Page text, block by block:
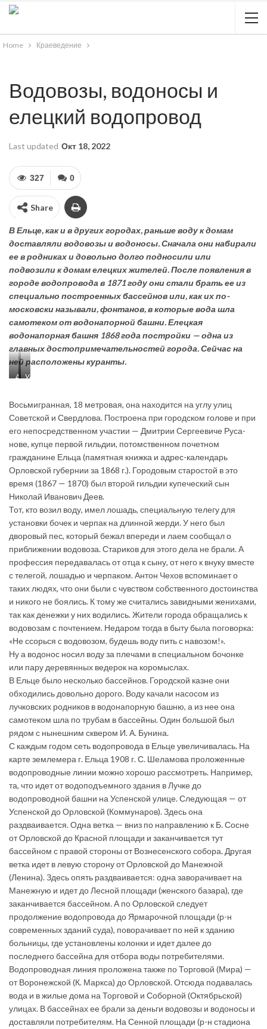
Home Краеведение
Водовозы, водоносы и
елецкий водопровод
Last updated Окт 18, 2022
0
327
Share
В Ельце, как и в других городах, раньше воду к домам
доставляли водовозы и водоносы. Сначала они набирали
ее в родниках и довольно долго подносили или
подвозили к домам елецких жителей. После появления в
городе водопровода в 1871 году они стали брать ее из
специально построенных бассейнов или, как их по-
московски называли, фонтанов, в которые вода шла
самотеком от водонапорной башни. Елецкая
водонапорная башня 1868 года постройки — одна из
главных достопримечательностей города. Сейчас на
ней расположены куранты.
А.
Водонос.
акварель.
Первая
XIX
века.
Тверская
областная
картинная
галерея.
Успенская
улица
характерным
силуэтом
в
начале
века.
Восьмигранная, 18 метровая, она находится на углу улиц
Советской и Свердлова. Построена при городском голове и при
его непосредственном участии — Дмитрии Сергеевиче Руса­
нове, купце первой гильдии, потомственном почетном
гражданине Ельца (памятная книжка и адрес-календарь
Орловской губернии за 1868 г.). Городовым старостой в это
время (1867 — 1870) был второй гильдии купеческий сын
Николай Иванович Деев.
Тот, кто возил воду, имел лошадь, специальную телегу для
установки бочек и черпак на длинной жерди. У него был
дворовый пес, который бежал впереди и лаем сообщал о
приближении водовоза. Стариков для этого дела не брали. А
профессия передавалась от отца к сыну, от него к внуку вместе
с телегой, лошадью и черпаком. Антон Чехов вспоминает о
таких людях, что они были с чувством собственного достоинства
и никого не боялись. К тому же считались завидными женихами,
так как денежки у них водились. Жители города обращались к
водовозам с почтением. Недаром тогда в быту была поговорка:
«Не ссорься с водовозом, будешь воду пить с навозом!».
Ну а водонос носил воду за плечами в специальном бочонке
или пару деревянных ведерок на коромыслах.
В Ельце было несколько бассейнов. Городской казне они
обходились довольно дорого. Воду качали насосом из
лучковских родников в водонапорную башню, а из нее она
самотеком шла по трубам в бассейны. Один большой был
рядом с нынешним сквером И. А. Бунина.
С каждым годом сеть водопровода в Ельце увеличивалась. На
карте землемера г. Ельца 1908 г. С. Шеламова проложенные
водопроводные линии можно хорошо рассмотреть. Например,
та, что идет от водоподъемного здания в Лучке до
водопроводной башни на Успенской улице. Следующая — от
Успенской до Орловской (Коммунаров). Здесь она
раздваивается. Одна ветка — вниз по направлению к Б. Сосне
от Орловской до Красной площади и заканчивается тут
бассейном с правой стороны от Вознесенского собора. Другая
ветка идет в левую сторону от Орловской до Манежной
(Ленина). Здесь опять раздваивается: одна заворачивает на
Манежную и идет до Лесной площади (женского базара), где
заканчивается бассейном. А по Орловской следует
продолжение водопровода до Ярмарочной площади (р-н
современных зданий суда), поворачивает по ней к зданию
больницы, где установлены колонки и идет далее до
последнего бассейна для отбора воды потребителями.
Водопроводная линия проложена также по Торговой (Мира) —
от Воронежской (К. Маркса) до Орловской. Отсюда подавалась
вода и в жилые дома на Торговой и Соборной (Октябрьской)
улицах. В бассейнах ее брали за деньги водовозы и водоносы и
доставляли потребителям. На Сенной площади (р-н стадиона